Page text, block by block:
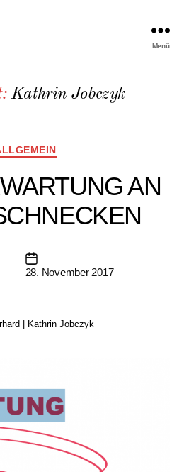
Menü
Kathrin Jobczyk
Kategorien
AN
28. November 2017
| Kathrin Jobczyk